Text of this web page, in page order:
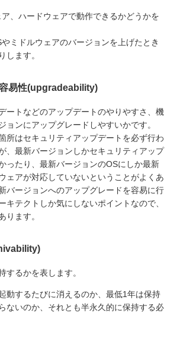
、ハードウェアで動作できるかどうかを
ミドルウェアのバージョンを上げたとき
します。
易性(upgradeability)
ートなどのアップデートのやりやすさ、機
ョンにアップグレードしやすいかです。
所はセキュリティアップデートを必ず行わ
、最新バージョンしかセキュリティアップ
ったり、最新バージョンのOSにしか最新
ェアが対応していないということがよくあ
バージョンへのアップグレードを容易に行
キテクトしか気にしないポイントなので、
ります。
するかを表します。
動するたびに消えるのか、最低1年は保持
ないのか、それとも半永久的に保持する必